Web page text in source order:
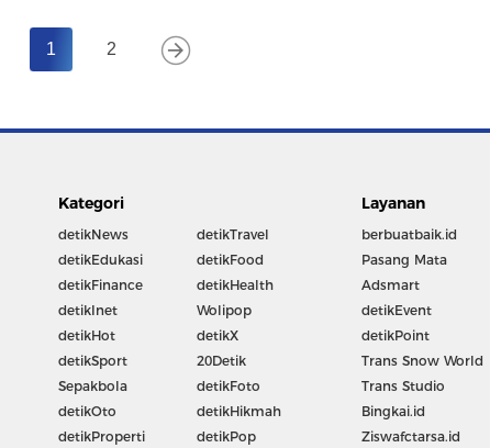
1 2
Kategori
detikNews
detikEdukasi
detikFinance
detikInet
detikHot
detikSport
Sepakbola
detikOto
detikProperti
detikTravel
detikFood
detikHealth
Wolipop
detikX
20Detik
detikFoto
detikHikmah
detikPop
Layanan
berbuatbaik.id
Pasang Mata
Adsmart
detikEvent
detikPoint
Trans Snow World
Trans Studio
Bingkai.id
Ziswafctarsa.id